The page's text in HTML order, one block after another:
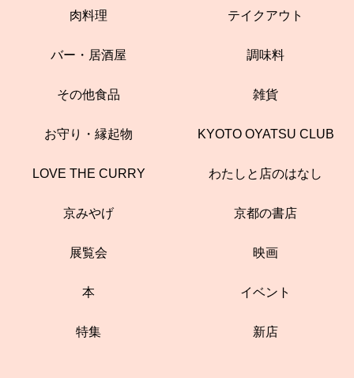
肉料理 テイクアウト
バー・居酒屋 調味料
その他食品 雑貨
お守り・縁起物 KYOTO OYATSU CLUB
LOVE THE CURRY わたしと店のはなし
京みやげ 京都の書店
展覧会 映画
本 イベント
特集 新店